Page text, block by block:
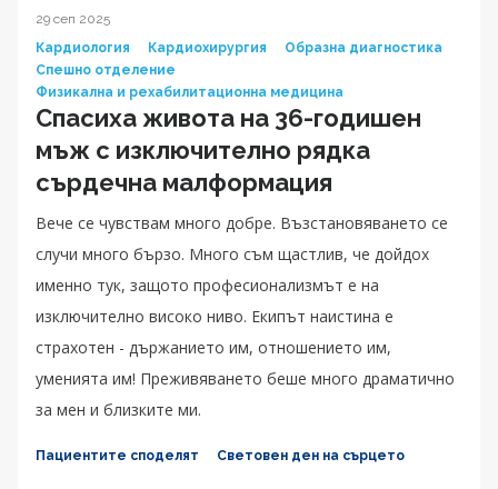
29 сеп 2025
Кардиология
Кардиохирургия
Образна диагностика
Спешно отделение
Физикална и рехабилитационна медицина
Спасиха живота на 36-годишен
мъж с изключително рядка
сърдечна малформация
Вече се чувствам много добре. Възстановяването се
случи много бързо. Много съм щастлив, че дойдох
именно тук, защото професионализмът е на
изключително високо ниво. Екипът наистина е
страхотен - държанието им, отношението им,
уменията им! Преживяването беше много драматично
за мен и близките ми.
Пациентите споделят Световен ден на сърцето